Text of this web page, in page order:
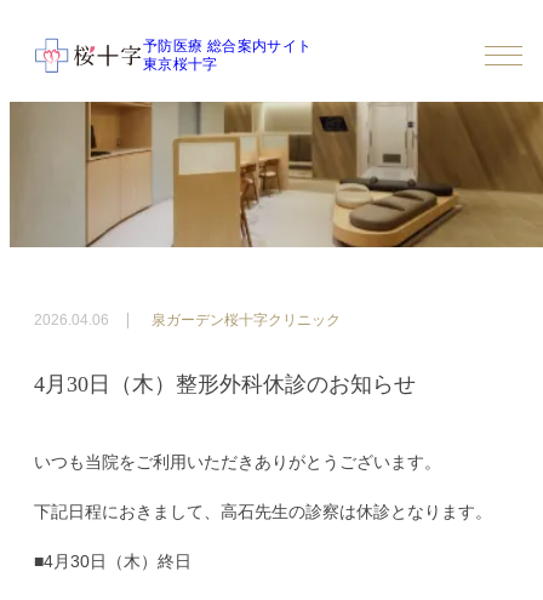
予防医療 総合案内サイト
東京桜十字
4月30日（木）整形外科休診のお知らせ
2026.04.06 泉ガーデン桜十字クリニック
いつも当院をご利用いただきありがとうございます。
下記日程におきまして、高石先生の診察は休診となります。
■4月30日（木）終日